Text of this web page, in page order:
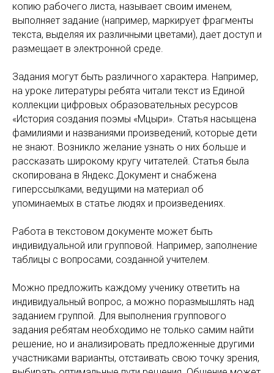
копию рабочего листа, называет своим именем,
выполняет задание (например, маркирует фрагменты
текста, выделяя их различными цветами), дает доступ и
размещает в электронной среде.
Задания могут быть различного характера. Например,
на уроке литературы ребята читали текст из Единой
коллекции цифровых образовательных ресурсов
«История создания поэмы «Мцыри». Статья насыщена
фамилиями и названиями произведений, которые дети
не знают. Возникло желание узнать о них больше и
рассказать широкому кругу читателей. Статья была
скопирована в Яндекс.Документ и снабжена
гиперссылками, ведущими на материал об
упоминаемых в статье людях и произведениях.
Работа в текстовом документе может быть
индивидуальной или групповой. Например, заполнение
таблицы с вопросами, созданной учителем.
Можно предложить каждому ученику ответить на
индивидуальный вопрос, а можно поразмышлять над
заданием группой. Для выполнения группового
задания ребятам необходимо не только самим найти
решение, но и анализировать предложенные другими
участниками варианты, отстаивать свою точку зрения,